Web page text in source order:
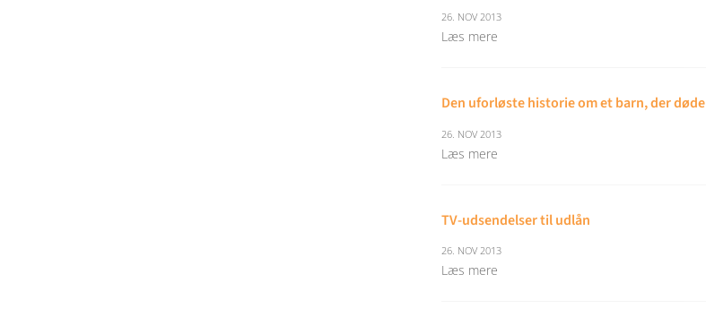
26. NOV 2013
Læs mere
Den uforløste historie om et barn, der døde
26. NOV 2013
Læs mere
TV-udsendelser til udlån
26. NOV 2013
Læs mere